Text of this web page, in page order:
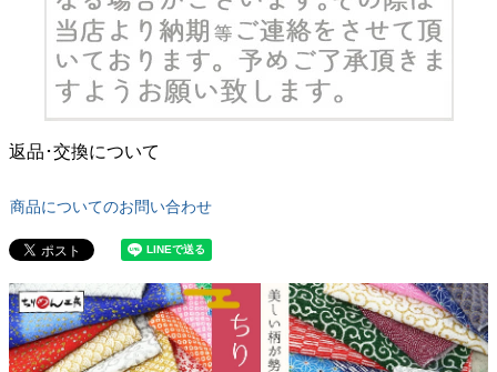
返品･交換について
商品についてのお問い合わせ